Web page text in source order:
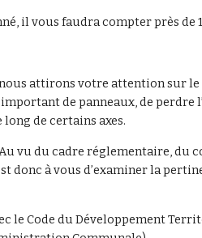
il vous faudra compter près de
attirons votre attention sur
de panneaux, de perdre
de certains axes.
vu du cadre réglementaire, du
donc à vous d’examiner la
le Code du Développement